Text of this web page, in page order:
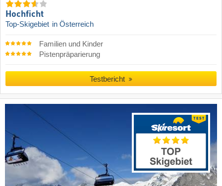
Hochficht
Top-Skigebiet in Österreich
Familien und Kinder
Pistenpräparierung
Testbericht